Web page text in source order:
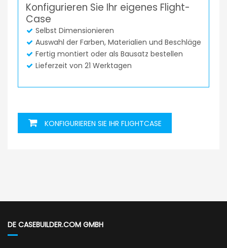
Konfigurieren Sie Ihr eigenes Flight-
Case
Selbst Dimensionieren
Auswahl der Farben, Materialien und Beschläge
Fertig montiert oder als Bausatz bestellen
Lieferzeit von 21 Werktagen
KONFIGURIEREN SIE IHR FLIGHTCASE
DE CASEBUILDER.COM GMBH